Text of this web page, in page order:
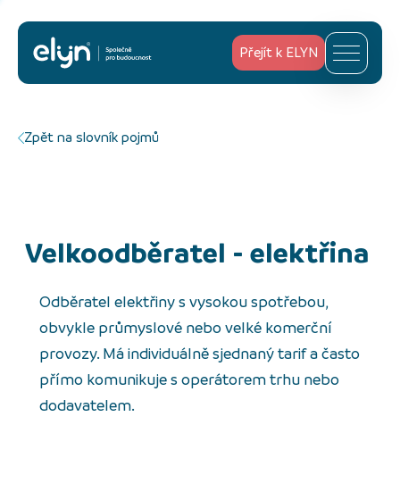
Přejít k ELYN
Zpět na slovník pojmů
Velkoodběratel - elektřina
Odběratel elektřiny s vysokou spotřebou,
obvykle průmyslové nebo velké komerční
provozy. Má individuálně sjednaný tarif a často
přímo komunikuje s operátorem trhu nebo
dodavatelem.